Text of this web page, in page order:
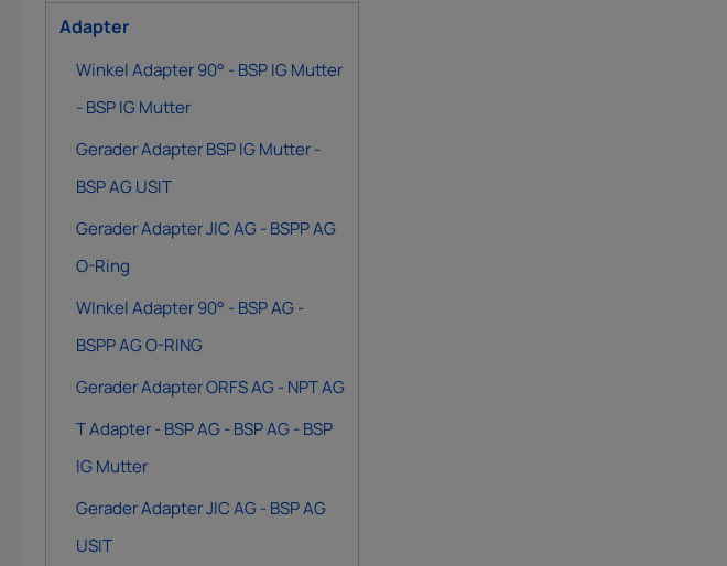
Adapter
Winkel Adapter 90° - BSP IG Mutter
- BSP IG Mutter
Gerader Adapter BSP IG Mutter -
BSP AG USIT
Gerader Adapter JIC AG - BSPP AG
O-Ring
WInkel Adapter 90° - BSP AG -
BSPP AG O-RING
Gerader Adapter ORFS AG - NPT AG
T Adapter - BSP AG - BSP AG - BSP
IG Mutter
Gerader Adapter JIC AG - BSP AG
USIT